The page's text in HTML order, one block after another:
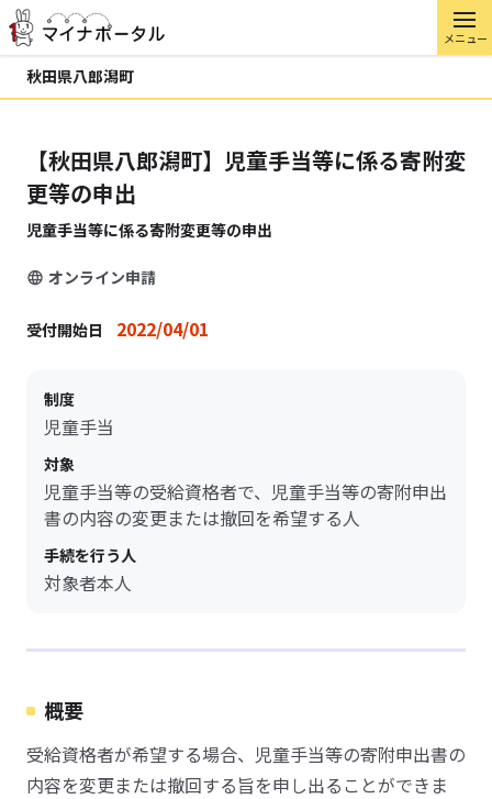
メニュー
秋田県八郎潟町
【秋田県八郎潟町】児童手当等に係る寄附変
更等の申出
児童手当等に係る寄附変更等の申出
オンライン申請
受付開始日 2022/04/01
制度
児童手当
対象
児童手当等の受給資格者で、児童手当等の寄附申出
書の内容の変更または撤回を希望する人
手続を行う人
対象者本人
概要
受給資格者が希望する場合、児童手当等の寄附申出書の
内容を変更または撤回する旨を申し出ることができま